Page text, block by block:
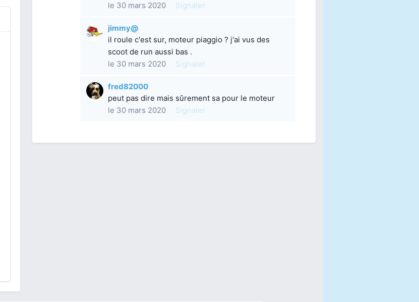
le 30 mars 2020
Signaler
jimmy@
il roule c'est sur, moteur piaggio ? j'ai vus des
scoot de run aussi bas .
le 30 mars 2020
Signaler
fred82000
peut pas dire mais sûrement sa pour le moteur
le 30 mars 2020
Signaler